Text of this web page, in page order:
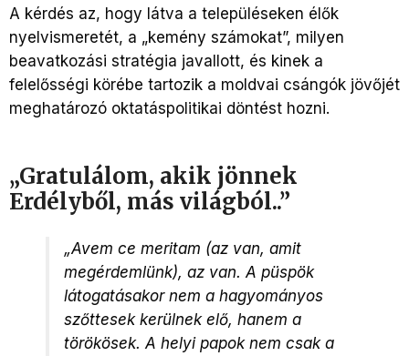
A kérdés az, hogy látva a településeken élők
nyelvismeretét, a „kemény számokat”, milyen
beavatkozási stratégia javallott, és kinek a
felelősségi körébe tartozik a moldvai csángók jövőjét
meghatározó oktatáspolitikai döntést hozni.
„Gratulálom, akik jönnek
Erdélyből, más világból..”
„Avem ce meritam (az van, amit
megérdemlünk), az van. A püspök
látogatásakor nem a hagyományos
szőttesek kerülnek elő, hanem a
törökösek. A helyi papok nem csak a